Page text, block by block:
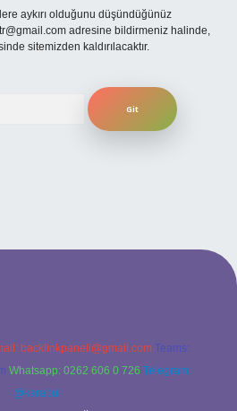
aykırı olduğunu düşündüğünüz
adresine bildirmeniz halinde,
sitemizden kaldırılacaktır.
backlinkpaneli@gmail.com Teams:
Whatsapp: 0262 606 0 726 Telegram:
@karabul